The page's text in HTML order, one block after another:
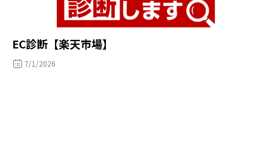
EC診断【楽天市場】
7/1/2026